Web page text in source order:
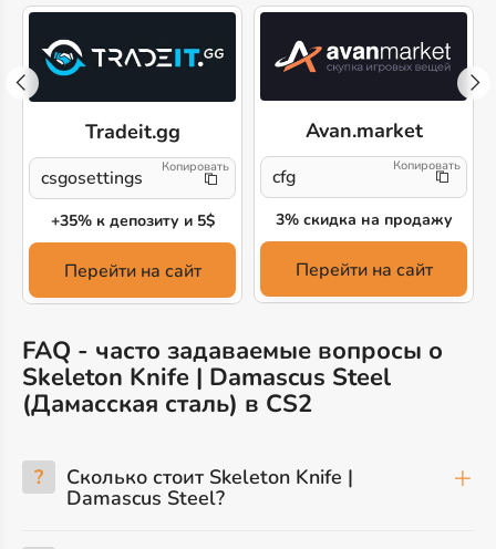
Tradeit.gg
csgosettings
+35% к депозиту и 5$
Перейти на сайт
Avan.market
cfg
3% скидка на продажу
Перейти на сайт
FAQ - часто задаваемые вопросы о
Skeleton Knife | Damascus Steel
(Дамасская сталь) в CS2
? Сколько стоит Skeleton Knife |
Damascus Steel?